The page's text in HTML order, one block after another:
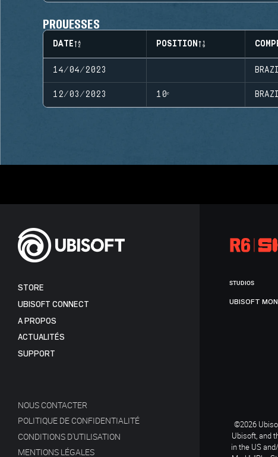
PROUESSES
DATE POSITION
14/04/2023
12/03/2023 10ᵉ
STORE
UBISOFT CONNECT
A PROPOS
ACTUALITÉS
SUPPORT
NOUS CONTACTER
POLITIQUE DE CONFIDENTIALITÉ
CONDITIONS D'UTILISATION
MENTIONS LÉGALES
STUDIOS
UBISOFT
©2026
Ubisoft, and
in the US